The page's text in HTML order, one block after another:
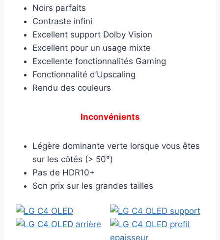
Noirs parfaits
Contraste infini
Excellent support Dolby Vision
Excellent pour un usage mixte
Excellente fonctionnalités Gaming
Fonctionnalité d’Upscaling
Rendu des couleurs
Inconvénients
Légère dominante verte lorsque vous êtes
sur les côtés (> 50°)
Pas de HDR10+
Son prix sur les grandes tailles